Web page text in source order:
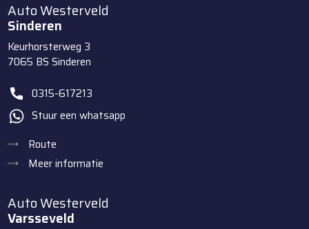
Auto Westerveld
Sinderen
Keurhorsterweg 3
7065 BS Sinderen
0315-617213
Stuur een whatsapp
Route
Meer informatie
Auto Westerveld
Varsseveld